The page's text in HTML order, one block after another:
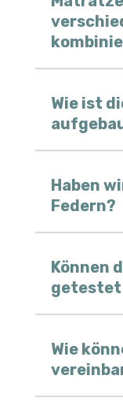
Wie ist
Haben
Federn?
Können
getestet
Wie